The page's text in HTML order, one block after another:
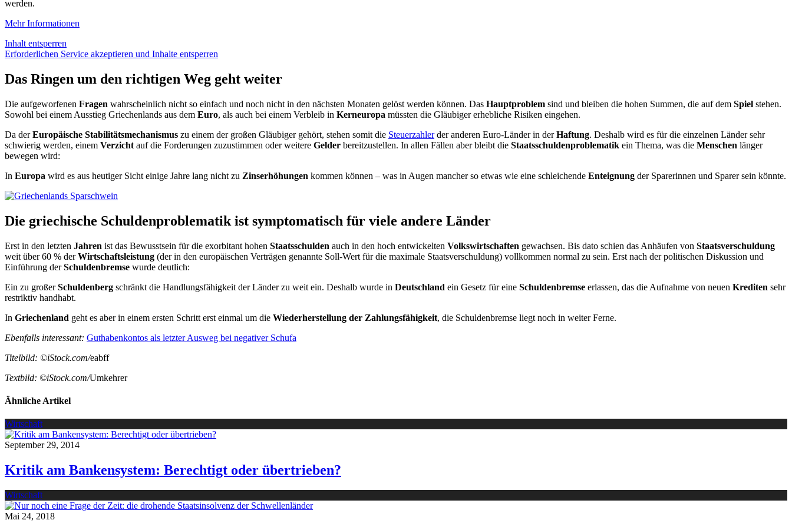
werden.
Mehr Informationen
Inhalt entsperren
Erforderlichen Service akzeptieren und Inhalte entsperren
Das Ringen um den richtigen Weg geht weiter
Die aufgeworfenen Fragen wahrscheinlich nicht so einfach und noch nicht in den nächsten Monaten gelöst werden können. Das Hauptproblem sind und bleiben die hohen Summen, die auf dem Spiel stehen.
Sowohl bei einem Ausstieg Griechenlands aus dem Euro, als auch bei einem Verbleib in Kerneuropa müssten die Gläubiger erhebliche Risiken eingehen.
Da derEuropäische Stabilitätsmechanismus zu einem der großen Gläubiger gehört, stehen somit die Steuerzahlerder anderen Euro-Länder in derHaftung. Deshalb wird es für die einzelnen Länder sehr
schwierig werden, einem Verzicht auf die Forderungen zuzustimmen oder weitere Gelder bereitzustellen. In allen Fällen aber bleibt die Staatsschuldenproblematik ein Thema, was die Menschen länger
bewegen wird:
In Europa wird es aus heutiger Sicht einige Jahre lang nicht zu Zinserhöhungen kommen können – was in Augen mancher so etwas wie eine schleichende Enteignung der Sparerinnen und Sparer sein könnte.
Die griechische Schuldenproblematik ist symptomatisch für viele andere Länder
Erst in den letzten Jahren ist das Bewusstsein für die exorbitant hohen Staatsschulden auch in den hoch entwickelten Volkswirtschaften gewachsen. Bis dato schien das Anhäufen von Staatsverschuldung
weit über 60 % derWirtschaftsleistung (der in den europäischen Verträgen genannte Soll-Wert für die maximale Staatsverschuldung) vollkommen normal zu sein. Erst nach der politischen Diskussion und
Einführung derSchuldenbremse wurde deutlich:
Ein zu großerSchuldenberg schränkt die Handlungsfähigkeit der Länder zu weit ein. Deshalb wurde in Deutschland ein Gesetz für eine Schuldenbremse erlassen, das die Aufnahme von neuen Krediten sehr
restriktiv handhabt.
In Griechenland geht es aber in einem ersten Schritt erst einmal um die Wiederherstellung der Zahlungsfähigkeit, die Schuldenbremse liegt noch in weiter Ferne.
Ebenfalls interessant: Guthabenkontos als letzter Ausweg bei negativer Schufa
Titelbild: ©iStock.com/eabff
Textbild: ©iStock.com/Umkehrer
Ähnliche Artikel
Wirtschaft
September 29, 2014
Kritik am Bankensystem: Berechtigt oder übertrieben?
Wirtschaft
Mai 24, 2018